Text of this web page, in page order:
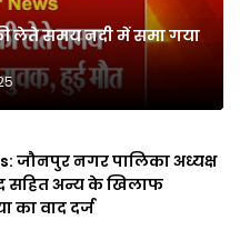
लेते समय नदी में समा गया
जौनपुर नगर पालिका अध्यक्ष
सहित अन्य के खिलाफ
का वाद दर्ज